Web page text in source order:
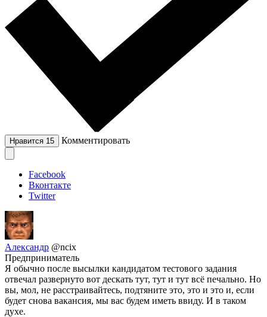
Нравится 15 Комментировать
Facebook
Вконтакте
Twitter
Александр @ncix
Предприниматель
Я обычно после высылки кандидатом тестового задания
отвечал развернуто вот дескать тут, тут и тут всё печально. Но
вы, мол, не расстраивайтесь, подтяните это, это и это и, если
будет снова вакансия, мы вас будем иметь ввиду. И в таком
духе.